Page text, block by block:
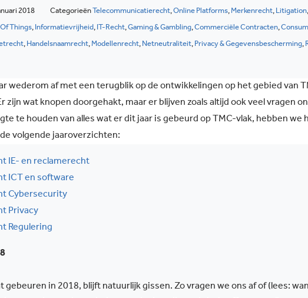
2018 Categorieën Telecommunicatierecht,Online Platforms, Merkenrecht, Litigation,
Things, Informatievrijheid, IT-Recht,Gaming & Gambling,Commerciële Contracten,
, Handelsnaamrecht, Modellenrecht, Netneutraliteit, Privacy & Gegevensbescherming,
wederom af met een terugblik op de ontwikkelingen op het gebied van
zijn wat knopen doorgehakt, maar er blijven zoals altijd ook veel vragen
te houden van alles wat er dit jaar is gebeurd op TMC-vlak, hebben we
volgende jaaroverzichten:
IE- en reclamerecht
ICT en software
Cybersecurity
Privacy
Regulering
gebeuren in 2018, blijft natuurlijk gissen. Zo vragen we ons af of (lees: